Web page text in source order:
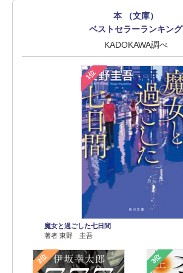
本 （文庫）
ベストセラーランキング
KADOKAWA調べ
1位
魔女と過ごした七日間
著者 東野 圭吾
2位 3位